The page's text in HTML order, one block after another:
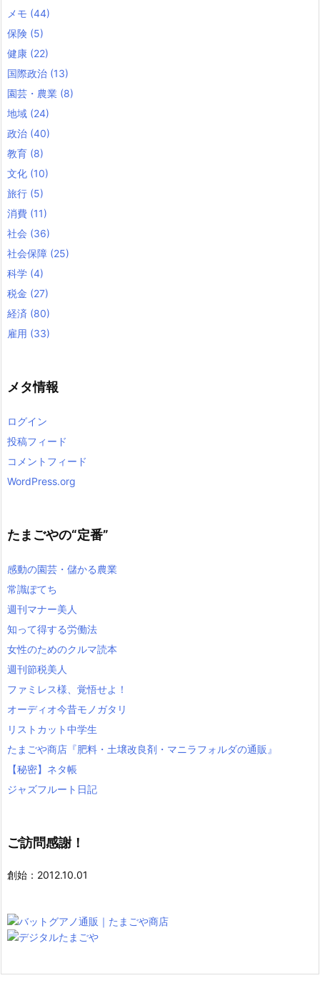
メモ (44)
保険 (5)
健康 (22)
国際政治 (13)
園芸・農業 (8)
地域 (24)
政治 (40)
教育 (8)
文化 (10)
旅行 (5)
消費 (11)
社会 (36)
社会保障 (25)
科学 (4)
税金 (27)
経済 (80)
雇用 (33)
メタ情報
ログイン
投稿フィード
コメントフィード
WordPress.org
たまごやの“定番”
感動の園芸・儲かる農業
常識ぽてち
週刊マナー美人
知って得する労働法
女性のためのクルマ読本
週刊節税美人
ファミレス様、覚悟せよ！
オーディオ今昔モノガタリ
リストカット中学生
たまごや商店『肥料・土壌改良剤・マニラフォルダの通販』
【秘密】ネタ帳
ジャズフルート日記
ご訪問感謝！
創始：2012.10.01